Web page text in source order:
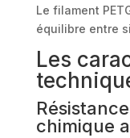
Le filament
équilibre entre
Les
chimique